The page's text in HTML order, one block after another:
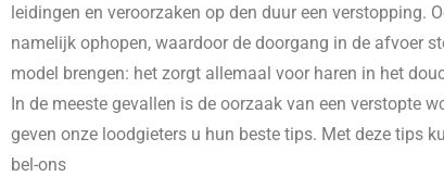
leidingen en veroorzaken op den duur een verstopping.
namelijk ophopen, waardoor de doorgang in de afvoer
model brengen: het zorgt allemaal voor haren in het
In de meeste gevallen is de oorzaak van een verstopte
geven onze loodgieters u hun beste tips. Met deze tips
bel-ons